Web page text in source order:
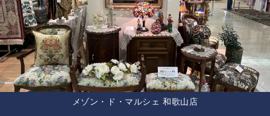
メゾン・ド・マルシェ 和歌山店